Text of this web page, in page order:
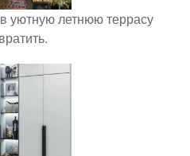
уютную летнюю террасу